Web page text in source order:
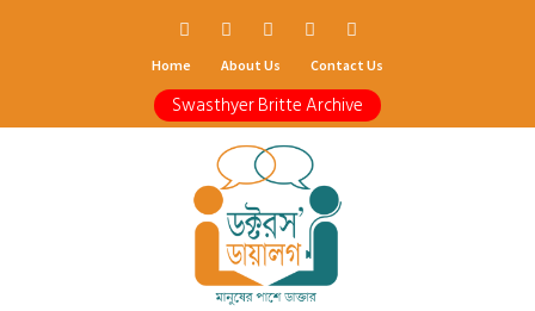
Home About Us Contact Us
Swasthyer Britte Archive